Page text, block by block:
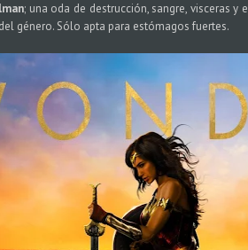
; una oda de destrucción, sangre, visceras
género. Sólo apta para estómagos fuertes.